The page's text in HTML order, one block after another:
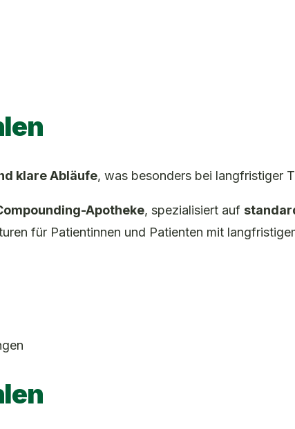
klare Abläufe, was besonders bei langfristiger
Apotheke, spezialisiert auf
für Patientinnen und Patienten mit